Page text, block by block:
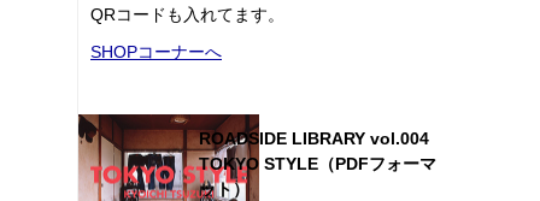
QRコードも入れてます。
SHOPコーナーへ
ROADSIDE LIBRARY vol.004
TOKYO STYLE（PDFフォーマ
ット）